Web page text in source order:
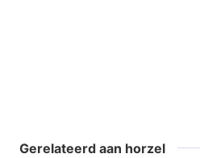
Gerelateerd aan horzel